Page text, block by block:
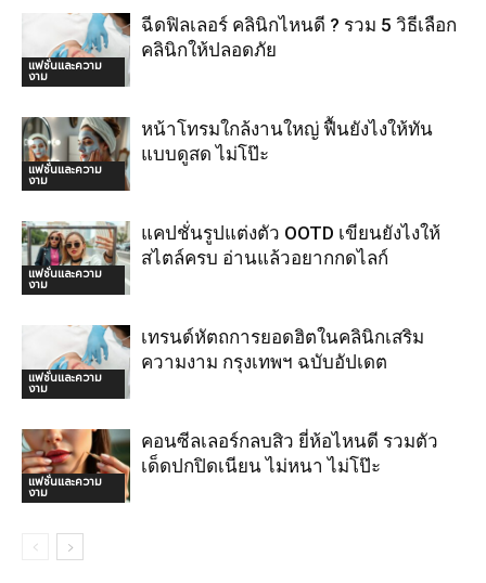
แฟชั่นและความ
งาม
ฉีดฟิลเลอร์ คลินิกไหนดี ? รวม 5 วิธีเลือก
คลินิกให้ปลอดภัย
แฟชั่นและความ
งาม
หน้าโทรมใกล้งานใหญ่ ฟื้นยังไงให้ทัน
แบบดูสด ไม่โป๊ะ
แฟชั่นและความ
งาม
แคปชั่นรูปแต่งตัว OOTD เขียนยังไงให้
สไตล์ครบ อ่านแล้วอยากกดไลก์
แฟชั่นและความ
งาม
เทรนด์หัตถการยอดฮิตในคลินิกเสริม
ความงาม กรุงเทพฯ ฉบับอัปเดต
แฟชั่นและความ
งาม
คอนซีลเลอร์กลบสิว ยี่ห้อไหนดี รวมตัว
เด็ดปกปิดเนียน ไม่หนา ไม่โป๊ะ